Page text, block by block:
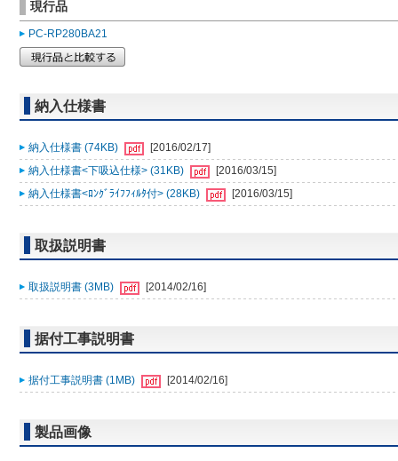
現行品
PC-RP280BA21
納入仕様書
納入仕様書 (74KB)
[2016/02/17]
納入仕様書<下吸込仕様> (31KB)
[2016/03/15]
納入仕様書<ﾛﾝｸﾞﾗｲﾌﾌｨﾙﾀ付> (28KB)
[2016/03/15]
取扱説明書
取扱説明書 (3MB) [2014/02/16]
据付工事説明書
据付工事説明書 (1MB) [2014/02/16]
製品画像